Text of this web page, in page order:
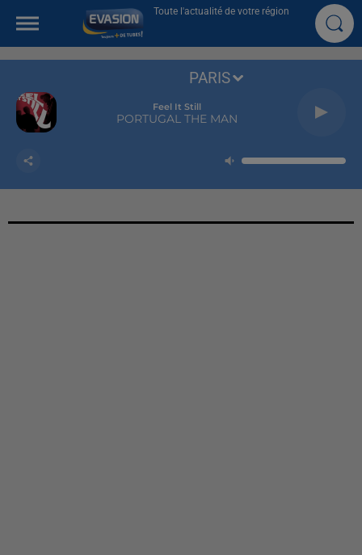
Toute l'actualité de votre région
Feel It Still
PORTUGAL THE MAN
PARIS